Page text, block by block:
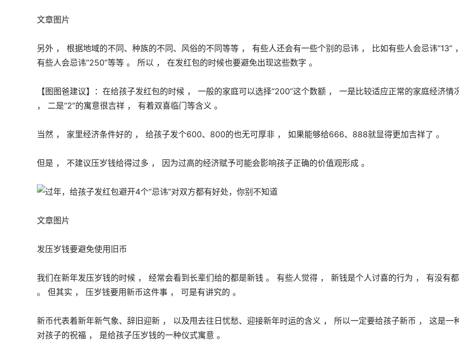
文章图片
另外 ， 根据地域的不同、种族的不同、风俗的不同等等 ， 有些人还会有一些个别的忌讳 ， 比如有些人会忌讳“13” ，
有些人会忌讳“250”等等 。 所以 ， 在发红包的时候也要避免出现这些数字 。
【图图爸建议】：在给孩子发红包的时候 ， 一般的家庭可以选择“200”这个数额 ， 一是比较适应正常的家庭经济情
， 二是“2”的寓意很吉祥 ， 有着双喜临门等含义 。
当然 ， 家里经济条件好的 ， 给孩子发个600、800的也无可厚非 ， 如果能够给666、888就显得更加吉祥了 。
但是 ， 不建议压岁钱给得过多 ， 因为过高的经济赋予可能会影响孩子正确的价值观形成 。
文章图片
发压岁钱要避免使用旧币
我们在新年发压岁钱的时候 ， 经常会看到长辈们给的都是新钱 。 有些人觉得 ， 新钱是个人讨喜的行为 ， 有没有
。 但其实 ， 压岁钱要用新币这件事 ， 可是有讲究的 。
新币代表着新年新气象、辞旧迎新 ， 以及甩去往日忧愁、迎接新年时运的含义 ， 所以一定要给孩子新币 ， 这是一
对孩子的祝福 ， 是给孩子压岁钱的一种仪式寓意 。